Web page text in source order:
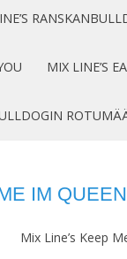
MIX LINE’S
IM QUEEN
Mix Line’s Keep